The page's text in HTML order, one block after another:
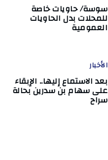
سوسة/ حاويات خاصة
للمحلات بدل الحاويات
العمومية
الأخبار
بعد الاستماع إليها.. الإبقاء
على سهام بن سدرين بحالة
سراح